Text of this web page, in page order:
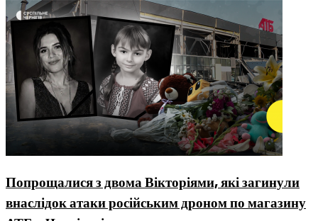
Попрощалися з двома Вікторіями, які загинули
внаслідок атаки російським дроном по магазину